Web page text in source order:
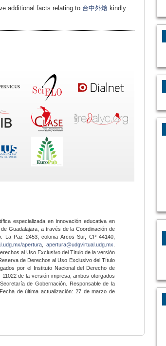
additional facts relating to 台中外燴 kindly
especializada en innovación educativa en
Guadalajara, a través de la Coordinación de
La Paz 2453, colonia Arcos Sur, CP 44140,
apertura apertura@udgvirtual.udg.mx
al Uso Exclusivo del Título de la versión
de Derechos al Uso Exclusivo del Título
por el Instituto Nacional del Derecho de
de la versión impresa, ambos otorgados
de Gobernación. Responsable de la
de última actualización: 27 de marzo de